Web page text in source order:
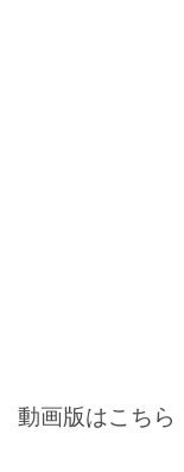
動画版はこちら